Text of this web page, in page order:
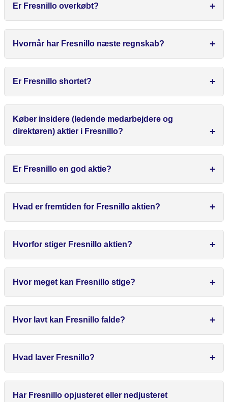
Er Fresnillo overkøbt?
Hvornår har Fresnillo næste regnskab?
Er Fresnillo shortet?
Køber insidere (ledende medarbejdere og
direktøren) aktier i Fresnillo?
Er Fresnillo en god aktie?
Hvad er fremtiden for Fresnillo aktien?
Hvorfor stiger Fresnillo aktien?
Hvor meget kan Fresnillo stige?
Hvor lavt kan Fresnillo falde?
Hvad laver Fresnillo?
Har Fresnillo opjusteret eller nedjusteret